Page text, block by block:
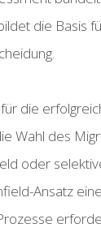
die Basis
die
Wahl des
oder
Ansatz